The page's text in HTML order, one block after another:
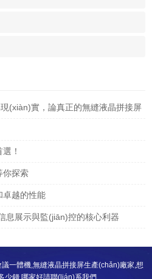
(xiàn)實，論真正的無縫液晶拼接屏
！
你探索
卓越的性能
息展示與監(jiān)控的核心利器
一體機,無縫液晶拼接屏生產(chǎn)廠家,想
少錢,哪家好請聯(lián)系我們.